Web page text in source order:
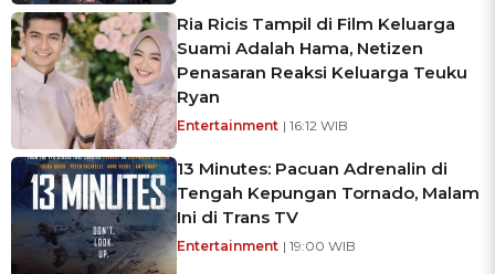
Ria Ricis Tampil di Film Keluarga
Suami Adalah Hama, Netizen
Penasaran Reaksi Keluarga Teuku
Ryan
Entertainment | 16:12 WIB
13 Minutes: Pacuan Adrenalin di
Tengah Kepungan Tornado, Malam
Ini di Trans TV
Entertainment | 19:00 WIB